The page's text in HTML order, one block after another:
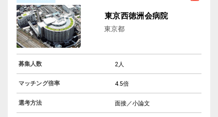
東京西徳洲会病院
東京都
募集人数 2人
マッチング倍率 4.5倍
選考方法 面接／小論文